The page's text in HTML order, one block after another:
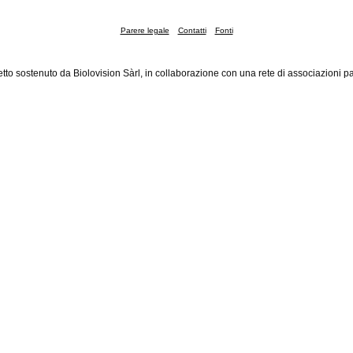
Parere legale Contatti Fonti
sostenuto da Biolovision Sàrl, in collaborazione con una rete di associazioni